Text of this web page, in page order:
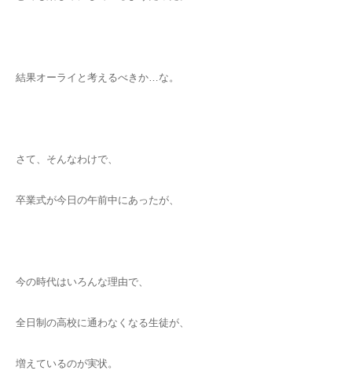
結果オーライと考えるべきか…な。
さて、そんなわけで、
卒業式が今日の午前中にあったが、
今の時代はいろんな理由で、
全日制の高校に通わなくなる生徒が、
増えているのが実状。